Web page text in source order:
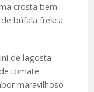
crosta bem
búfala fresca
de lagosta
tomate
maravilhoso